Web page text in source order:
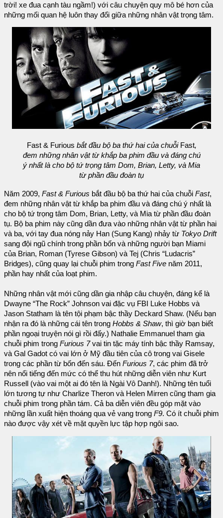
trời! xe đua cạnh tàu ngầm!) với câu chuyện quy mô bé hơn của
những mối quan hệ luôn thay đổi giữa những nhân vật trọng tâm.
Fast & Furious bắt đầu bộ ba thứ hai của chuỗi Fast,
đem những nhân vật từ khắp ba phim đầu và đáng chú
ý nhất là cho bộ tứ trọng tâm Dom, Brian, Letty, và Mia
từ phần đầu đoàn tụ
Năm 2009, Fast & Furious bắt đầu bộ ba thứ hai của chuỗi Fast,
đem những nhân vật từ khắp ba phim đầu và đáng chú ý nhất là
cho bộ tứ trọng tâm Dom, Brian, Letty, và Mia từ phần đầu đoàn
tụ. Bộ ba phim này cũng dần đưa vào những nhân vật từ phần hai
và ba, với tay đua nóng nảy Han (Sung Kang) nhảy từ Tokyo Drift
sang đội ngũ chính trong phần bốn và những người bạn Miami
của Brian, Roman (Tyrese Gibson) và Tej (Chris “Ludacris”
Bridges), cũng quay lại chuỗi phim trong Fast Five năm 2011,
phần hay nhất của loạt phim.
Những nhân vật mới cũng dần gia nhập câu chuyện, đáng kể là
Dwayne “The Rock” Johnson vai đặc vụ FBI Luke Hobbs và
Jason Statham là tên tội phạm bậc thầy Deckard Shaw. (Nếu bạn
nhận ra đó là những cái tên trong Hobbs & Shaw, thì giờ bạn biết
phần ngoại truyện nói gì rồi đấy.) Nathalie Emmanuel tham gia
chuỗi phim trong Furious 7vai tin tặc máy tính bậc thầy Ramsay,
và Gal Gadot có vai lớn ở Mỹ đầu tiên của cô trong vai Gisele
trong các phần từ bốn đến sáu. Đến Furious 7, các phim đã trở
nên nổi tiếng đến mức có thể thu hút những diễn viên như Kurt
Russell (vào vai một ai đó tên là Ngài Vô Danh!). Những tên tuổi
lớn tương tự như Charlize Theron và Helen Mirren cũng tham gia
chuỗi phim trong phần tám. Cả ba diễn viên đều góp mặt vào
những lần xuất hiện thoáng qua vẻ vang trong F9. Có ít chuỗi phim
nào được vậy xét về mặt quyền lực tập hợp ngôi sao.